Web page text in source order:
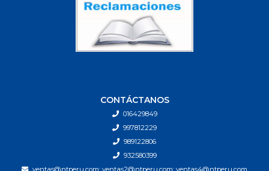
CONTÁCTANOS
016429849
997812229
989122806
932580399
ventas@ntperu.com; ventas2@ntperu.com; ventas4@ntperu.com